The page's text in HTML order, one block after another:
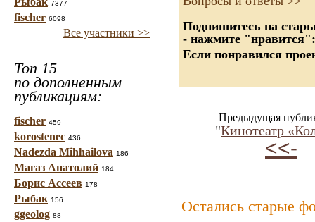
7377
fischer 6098
Все участники >>
Топ 15
по дополненным
публикациям:
fischer 459
korostenec 436
Nadezda Mihhailova 186
Магаз Анатолий 184
Борис Ассеев 178
Рыбак 156
ggeolog 88
Подпишитесь на
- нажмите "нравится":
Если понравился
Предыдущая
"Кинотеатр
<<-
Остались старые